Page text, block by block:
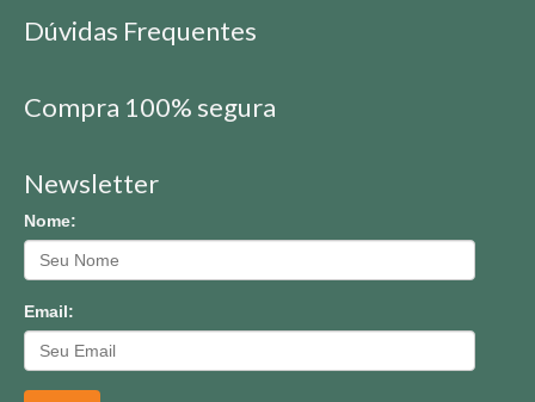
Dúvidas Frequentes
Compra 100% segura
Newsletter
Nome:
Email: